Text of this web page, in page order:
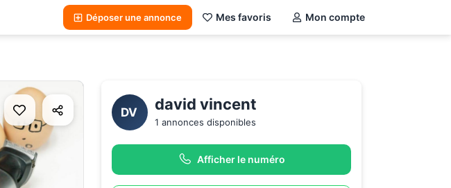
Déposer une annonce Mes favoris Mon compte
DV david vincent
1 annonces disponibles
Afficher le numéro